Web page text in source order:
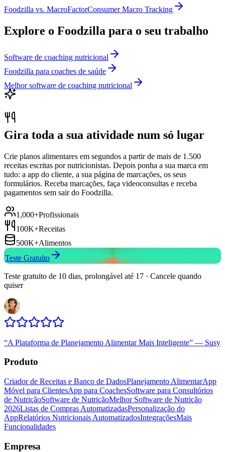
Foodzilla vs. MacroFactorConsumer Macro Tracking
Explore o Foodzilla para o seu trabalho
Software de coaching nutricional
Foodzilla para coaches de saúde
Melhor software de coaching nutricional
Gira toda a sua atividade num só lugar
Crie planos alimentares em segundos a partir de mais de 1.500
receitas escritas por nutricionistas. Depois ponha a sua marca em
tudo: a app do cliente, a sua página de marcações, os seus
formulários. Receba marcações, faça videoconsultas e receba
pagamentos sem sair do Foodzilla.
1,000+Profissionais
100K+Receitas
500K+Alimentos
Teste Gratuito
Teste gratuito de 10 dias, prolongável até 17 · Cancele quando
quiser
“A Plataforma de Planejamento Alimentar Mais Inteligente” — Susy
Produto
Criador de Receitas e Banco de DadosPlanejamento AlimentarApp
Móvel para ClientesApp para CoachesSoftware para Consultórios
de NutriçãoSoftware de NutriçãoMelhor Software de Nutrição
2026Listas de Compras AutomatizadasPersonalização do
AppRelatórios Nutricionais AutomatizadosIntegraçõesMais
Funcionalidades
Empresa